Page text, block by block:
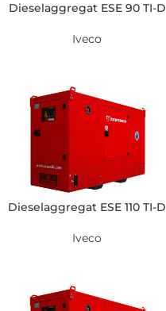
Dieselaggregat ESE 90 TI-D
Iveco
Dieselaggregat ESE 110 TI-D
Iveco